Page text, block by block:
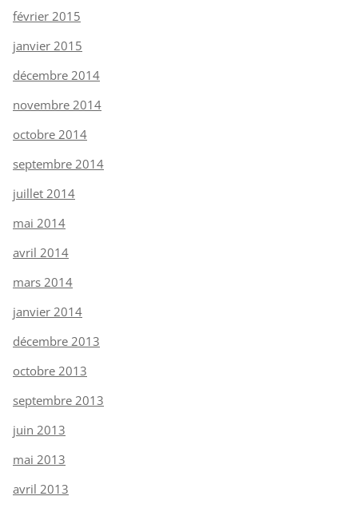
février 2015
janvier 2015
décembre 2014
novembre 2014
octobre 2014
septembre 2014
juillet 2014
mai 2014
avril 2014
mars 2014
janvier 2014
décembre 2013
octobre 2013
septembre 2013
juin 2013
mai 2013
avril 2013